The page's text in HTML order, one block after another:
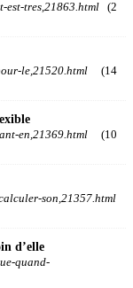
est-tres,21863.html (2
le,21520.html (14
en,21369.html (10
son,21357.html
d’elle
quand-